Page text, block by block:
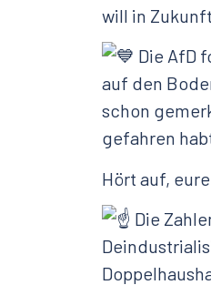
will in
Die AfD
auf den
schon
gefahren
Hört auf,
Die